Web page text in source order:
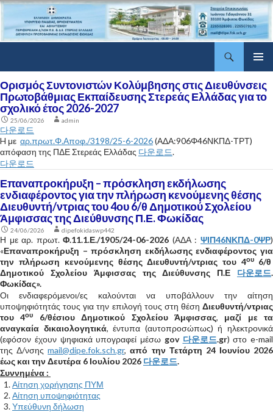
μενού
περιεχόμενο
Ορισμός Συντονιστών Κολύμβησης στις Διευθύνσεις
Πρωτοβάθμιας Εκπαίδευσης Στερεάς Ελλάδας για το
σχολικό έτος 2026-2027
25/06/2026 admin
다운로드
H με αρ.πρωτ.Φ.Αποφ./3198/25-6-2026(ΑΔΑ:906Φ46ΝΚΠΔ-ΤΡΤ)
απόφαση της ΠΔΕ Στερεάς Ελλάδας 다운로드.
다운로드
Επαναπροκήρυξη – πρόσκληση εκδήλωσης
ενδιαφέροντος για την πλήρωση κενούμενης θέσης
Διευθυντή/ντριας του 4ου 6/θ Δημοτικού Σχολείου
Άμφισσας της Διεύθυνσης Π.Ε. Φωκίδας
24/06/2026 dipefokidaswp442
Η με αρ. πρωτ.Φ.11.1.Ε./1905/24-06-2026 (ΑΔΑ :ΨΙΠ46ΝΚΠΔ-0ΨΡ)
«Επαναπροκήρυξη – πρόσκληση εκδήλωσης ενδιαφέροντος για
την πλήρωση κενούμενης θέσης Διευθυντή/ντριας του 4ου 6/θ
Δημοτικού Σχολείου Άμφισσας της Διεύθυνσης
Π.Ε 다운로드.
Φωκίδας».
Οι ενδιαφερόμενοι/ες καλούνται να υποβάλλουν την αίτηση
υποψηφιότητάς τους για την επιλογή τους στη θέση Διευθυντή/ντριας
του 4ου 6/θέσιου Δημοτικού Σχολείου Άμφισσας, μαζί με τα
αναγκαία δικαιολογητικά, έντυπα (αυτοπροσώπως) ή ηλεκτρονικά
(εφόσον έχουν ψηφιακά υπογραφεί μέσω gov 다운로드.gr) στο e-mail
της Δ/νσηςmail@dipe.fok.sch.gr,από την Τετάρτη 24 Ιουνίου 2026
έως και την Δευτέρα 6 Ιουλίου 2026 다운로드.
Συννημένα :
Αίτηση χορήγησης ΠΥΜ
Αίτηση υποψηφιότητας
Υπεύθυνη δήλωση